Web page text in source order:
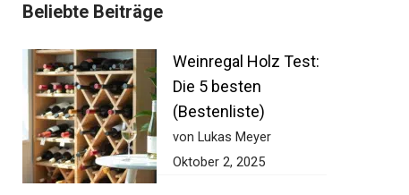
Beliebte Beiträge
Weinregal Holz Test:
Die 5 besten
(Bestenliste)
von Lukas Meyer
Oktober 2, 2025